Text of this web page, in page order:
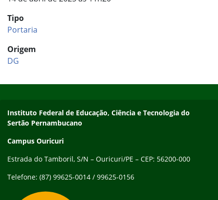
Tipo
Portaria
Origem
DG
Endereço
Instituto Federal de Educação, Ciência e Tecnologia do
Sertão Pernambucano
Campus Ouricuri
Estrada do Tamboril, S/N – Ouricuri/PE – CEP: 56200-000
Telefone: (87) 99625-0014 / 99625-0156